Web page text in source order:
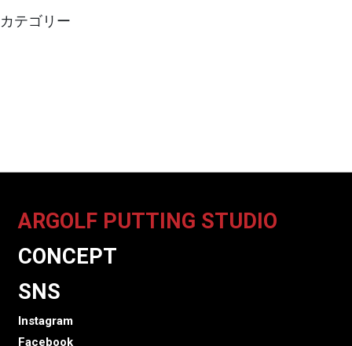
カテゴリー
ARGOLF PUTTING STUDIO
CONCEPT
SNS
Instagram
Facebook